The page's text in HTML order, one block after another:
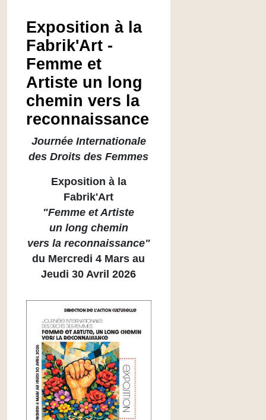
Exposition à la
Fabrik'Art -
Femme et
Artiste un long
chemin vers la
reconnaissance
Journée Internationale
des Droits des Femmes
Exposition à la
Fabrik'Art
"Femme et Artiste
un long chemin
vers la reconnaissance"
du Mercredi 4 Mars au
Jeudi 30 Avril 2026